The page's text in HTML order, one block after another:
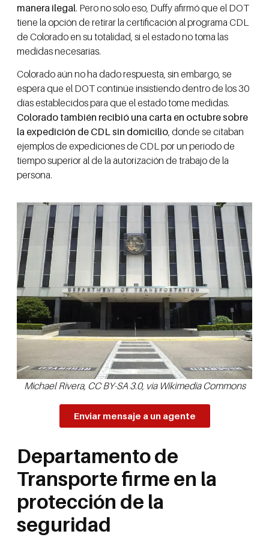
manera ilegal. Pero no solo eso, Duffy afirmó que el DOT
tiene la opción de retirar la certificación al programa CDL
de Colorado en su totalidad, si el estado no toma las
medidas necesarias.
Colorado aún no ha dado respuesta, sin embargo, se
espera que el DOT continúe insistiendo dentro de los 30
días establecidos para que el estado tome medidas.
Colorado también recibió una carta en octubre sobre
la expedición de CDL sin domicilio, donde se citaban
ejemplos de expediciones de CDL por un periodo de
tiempo superior al de la autorización de trabajo de la
persona.
Michael Rivera, CC BY-SA 3.0, via Wikimedia Commons
Enviar mensaje a un agente
Departamento de
Transporte firme en la
protección de la
seguridad